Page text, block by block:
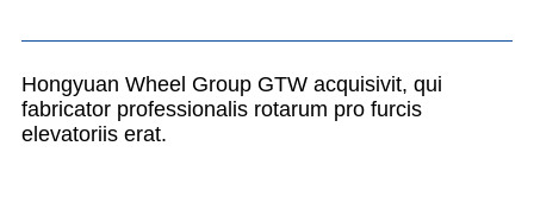
Hongyuan Wheel Group GTW acquisivit, qui
fabricator professionalis rotarum pro furcis
elevatoriis erat.